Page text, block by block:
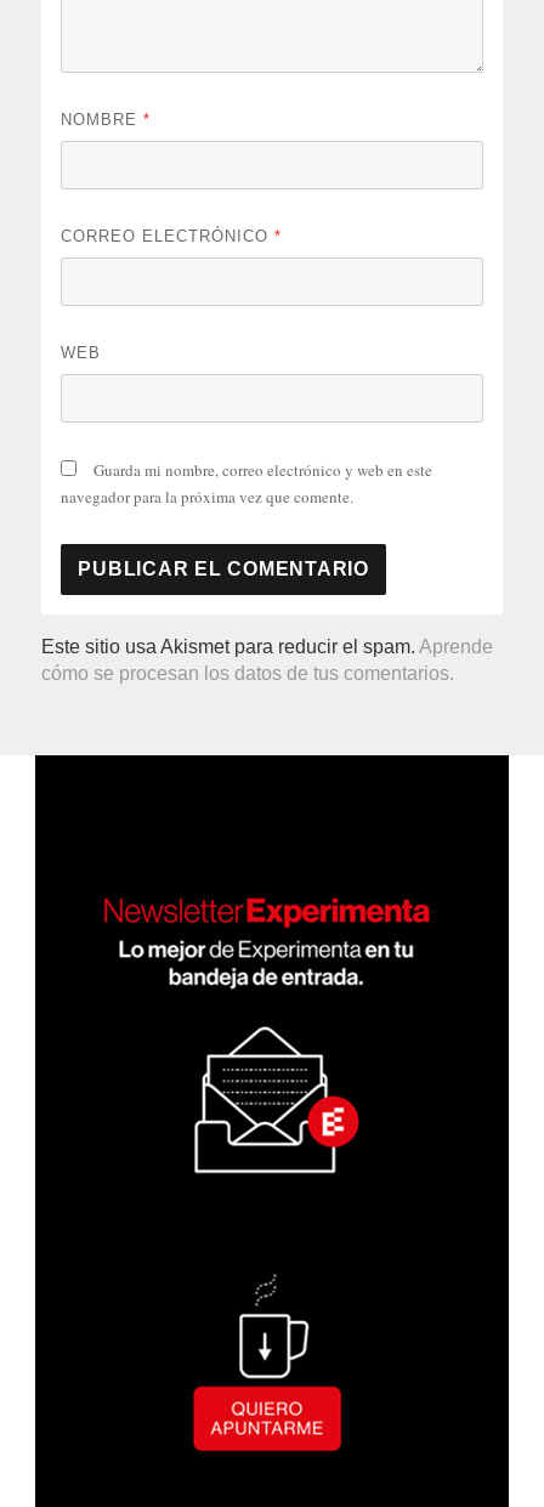
NOMBRE*
CORREO ELECTRÓNICO*
WEB
Guarda mi nombre, correo electrónico y web en este
navegador para la próxima vez que comente.
Este sitio usa Akismet para reducir el spam.Aprende
cómo se procesan los datos de tus comentarios.